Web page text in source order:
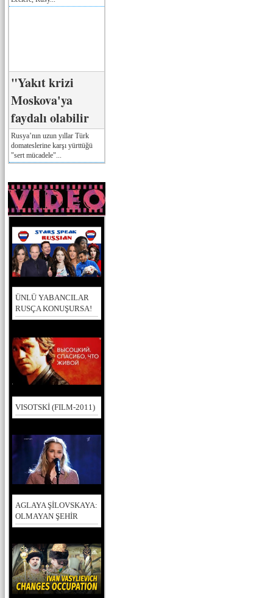
"Yakıt krizi
Moskova'ya
faydalı olabilir
Rusya’nın uzun yıllar Türk
domateslerine karşı yürttüğü
"sert mücadele"...
ÜNLÜ YABANCILAR
RUSÇA KONUŞURSA!
VISOTSKİ (FILM-2011)
AGLAYA ŞİLOVSKAYA:
OLMAYAN ŞEHİR